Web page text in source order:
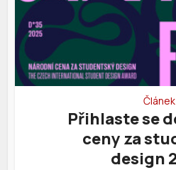
Článek
Přihlaste se
ceny za
design